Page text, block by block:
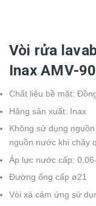
Vòi rửa
Inax AMV-
Chất liệu bề mặt:
Hãng sản xuất: Inax
Không sử dụng
nguồn nước khi chảy
Áp lực nước cấp:
Đường ống cấp ø21
Vòi xả cảm ứng sử